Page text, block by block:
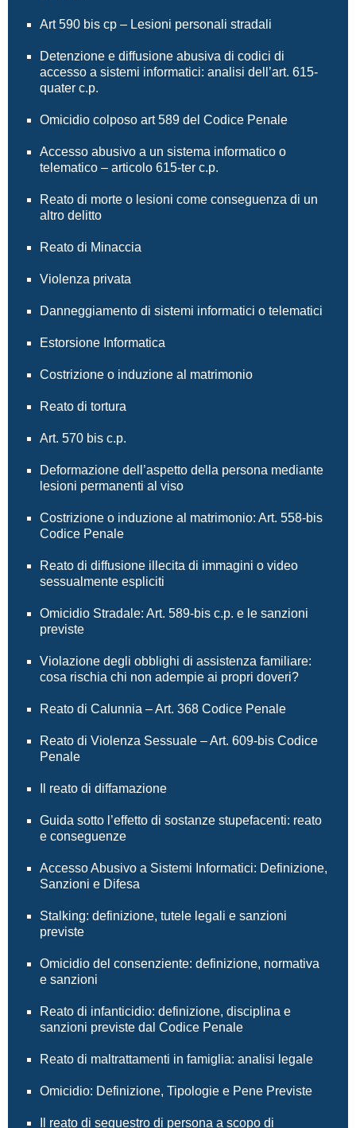
Art 590 bis cp – Lesioni personali stradali
Detenzione e diffusione abusiva di codici di
accesso a sistemi informatici: analisi dell’art. 615-
quater c.p.
Omicidio colposo art 589 del Codice Penale
Accesso abusivo a un sistema informatico o
telematico – articolo 615-ter c.p.
Reato di morte o lesioni come conseguenza di un
altro delitto
Reato di Minaccia
Violenza privata
Danneggiamento di sistemi informatici o telematici
Estorsione Informatica
Costrizione o induzione al matrimonio
Reato di tortura
Art. 570 bis c.p.
Deformazione dell’aspetto della persona mediante
lesioni permanenti al viso
Costrizione o induzione al matrimonio: Art. 558-bis
Codice Penale
Reato di diffusione illecita di immagini o video
sessualmente espliciti
Omicidio Stradale: Art. 589-bis c.p. e le sanzioni
previste
Violazione degli obblighi di assistenza familiare:
cosa rischia chi non adempie ai propri doveri?
Reato di Calunnia – Art. 368 Codice Penale
Reato di Violenza Sessuale – Art. 609-bis Codice
Penale
Il reato di diffamazione
Guida sotto l’effetto di sostanze stupefacenti: reato
e conseguenze
Accesso Abusivo a Sistemi Informatici: Definizione,
Sanzioni e Difesa
Stalking: definizione, tutele legali e sanzioni
previste
Omicidio del consenziente: definizione, normativa
e sanzioni
Reato di infanticidio: definizione, disciplina e
sanzioni previste dal Codice Penale
Reato di maltrattamenti in famiglia: analisi legale
Omicidio: Definizione, Tipologie e Pene Previste
Il reato di sequestro di persona a scopo di